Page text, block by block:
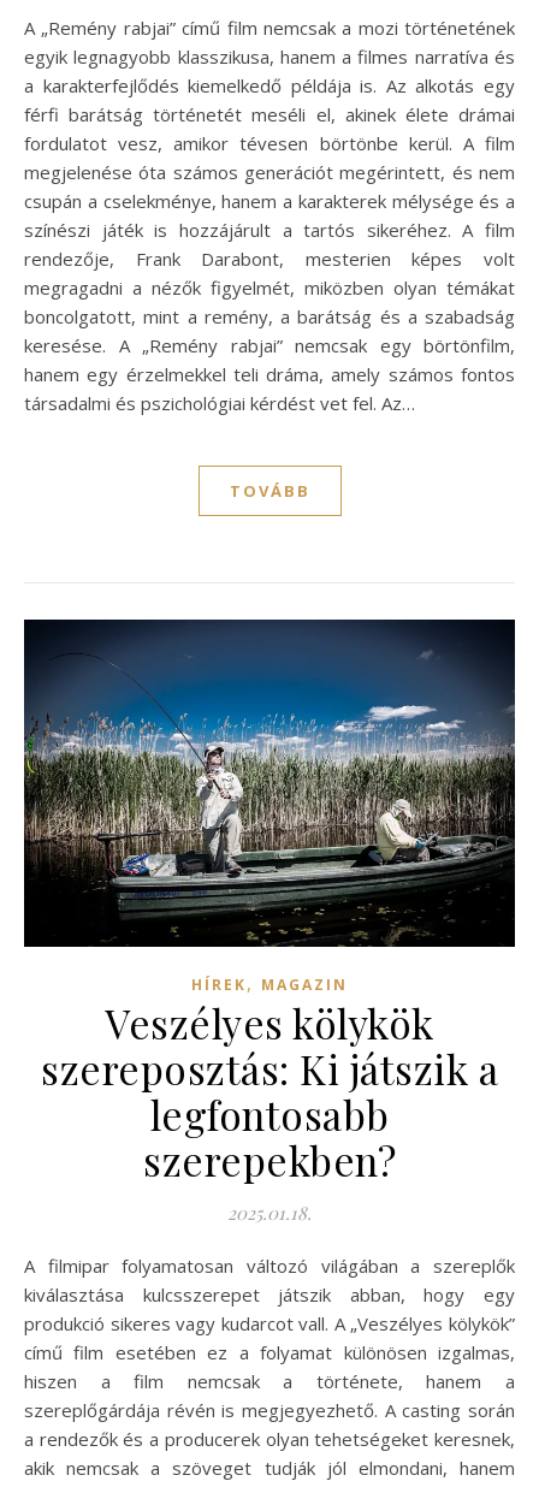
A „Remény rabjai” című film nemcsak a mozi történetének
egyik legnagyobb klasszikusa, hanem a filmes narratíva és
a karakterfejlődés kiemelkedő példája is. Az alkotás egy
férfi barátság történetét meséli el, akinek élete drámai
fordulatot vesz, amikor tévesen börtönbe kerül. A film
megjelenése óta számos generációt megérintett, és nem
csupán a cselekménye, hanem a karakterek mélysége és a
színészi játék is hozzájárult a tartós sikeréhez. A film
rendezője, Frank Darabont, mesterien képes volt
megragadni a nézők figyelmét, miközben olyan témákat
boncolgatott, mint a remény, a barátság és a szabadság
keresése. A „Remény rabjai” nemcsak egy börtönfilm,
hanem egy érzelmekkel teli dráma, amely számos fontos
társadalmi és pszichológiai kérdést vet fel. Az…
TOVÁBB
HÍREK, MAGAZIN
Veszélyes kölykök
szereposztás: Ki játszik a
legfontosabb
szerepekben?
2025.01.18.
A filmipar folyamatosan változó világában a szereplők
kiválasztása kulcsszerepet játszik abban, hogy egy
produkció sikeres vagy kudarcot vall. A „Veszélyes kölykök”
című film esetében ez a folyamat különösen izgalmas,
hiszen a film nemcsak a története, hanem a
szereplőgárdája révén is megjegyezhető. A casting során
a rendezők és a producerek olyan tehetségeket keresnek,
akik nemcsak a szöveget tudják jól elmondani, hanem